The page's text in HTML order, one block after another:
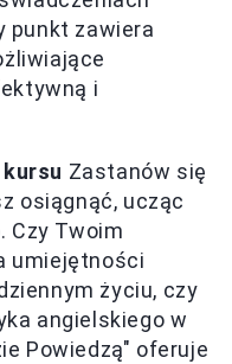
punkt zawiera
i
Zastanów się
osiągnąć, ucząc
Czy Twoim
umiejętności
życiu, czy
angielskiego w
Powiedzą" oferuje